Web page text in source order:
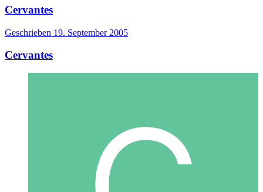
Cervantes
Geschrieben 19. September 2005
Cervantes